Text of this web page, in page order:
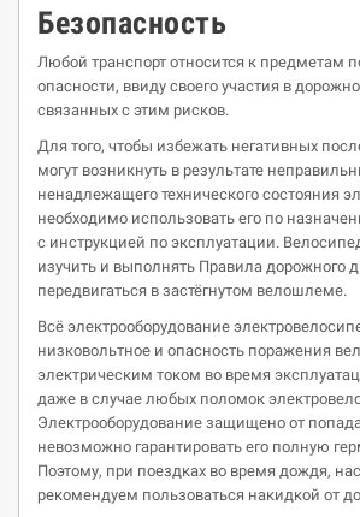
Безопасность
Любой транспорт относится к предметам
опасности, ввиду своего участия в
связанных с этим рисков.
Для того, чтобы избежать негативных
могут возникнуть в результате
ненадлежащего технического состояния
необходимо использовать его по
с инструкцией по эксплуатации.
изучить и выполнять Правила дорожного
передвигаться в застёгнутом велошлеме.
Всё электрооборудование
низковольтное и опасность поражения
электрическим током во время
даже в случае любых поломок
Электрооборудование защищено от
невозможно гарантировать его полную
Поэтому, при поездках во время дождя,
рекомендуем пользоваться накидкой от